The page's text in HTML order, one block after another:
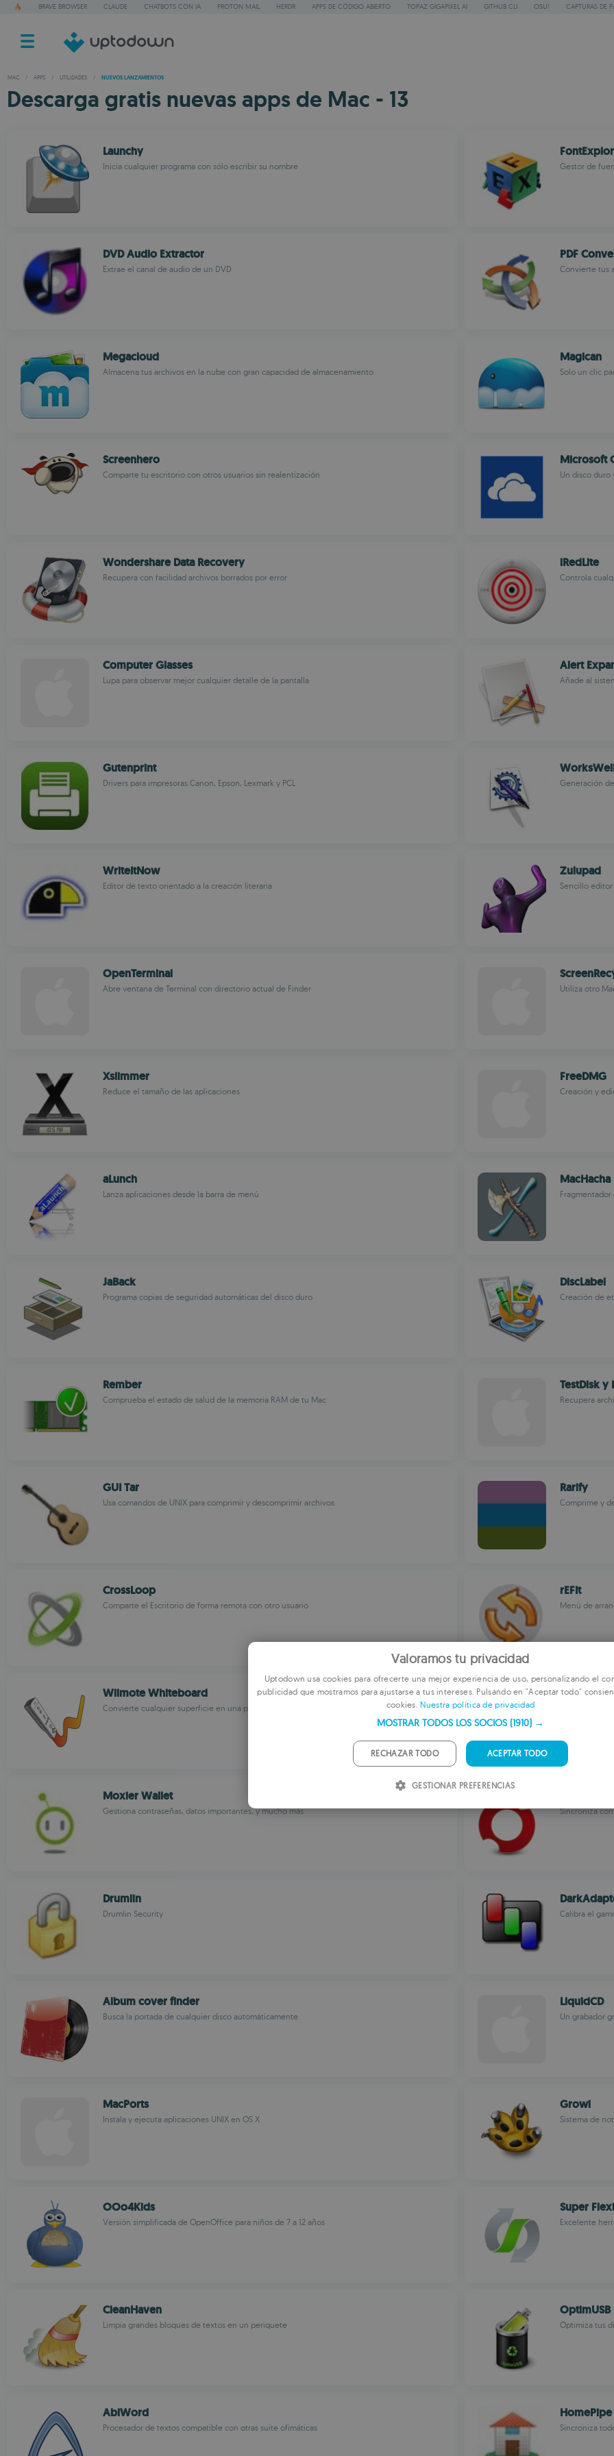
BRAVE BROWSER CLAUDE CHATBOTS CON IA PROTON MAIL HERDR APPS DE CÓDIGO ABIERTO TOPAZ GIGAPIXEL AI GITHUB CLI OSU! CAPTURAS DE
MAC / APPS / UTILIDADES / NUEVOS LANZAMIENTOS
Descarga gratis nuevas apps de Mac - 13
Launchy
Inicia cualquier programa con sólo escribir su nombre Gestor de
DVD Audio Extractor
Extrae el canal de audio de un DVD
PDF
Convierte tus
Megacloud
Almacena tus archivos en la nube con gran capacidad de almacenamiento
Magican
Solo un clic
Screenhero
Comparte tu escritorio con otros usuarios sin realentización
Microsoft
Un disco duro
Wondershare Data Recovery
Recupera con facilidad archivos borrados por error
iRedLite
Controla
Computer Glasses
Lupa para observar mejor cualquier detalle de la pantalla
Alert
Añade al
Gutenprint
Drivers para impresoras Canon, Epson, Lexmark y PCL Generación
WriteItNow
Editor de texto orientado a la creación literaria
Zulupad
Sencillo
OpenTerminal
Abre ventana de Terminal con directorio actual de Finder Utiliza otro
Xslimmer
Reduce el tamaño de las aplicaciones
FreeDMG
Creación y
aLunch
Lanza aplicaciones desde la barra de menú
MacHacha
JaBack
Programa copias de seguridad automáticas del disco duro
DiscLabel
Creación de
Rember
Comprueba el estado de salud de la memoria RAM de tu Mac
TestDisk y
Recupera
GUI Tar
Usa comandos de UNIX para comprimir y descomprimir archivos
Rarify
Comprime y
CrossLoop
Comparte el Escritorio de forma remota con otro usuario
rEFIt
Menú de
Wiimote Whiteboard
Convierte cualquier superficie en una pantalla interactiva
IceClean
Moxier Wallet
Gestiona contraseñas, datos importantes, y mucho más Sincroniza
Drumlin
Drumlin Security Calibra el
Album cover finder
Busca la portada de cualquier disco automáticamente
LiquidCD
Un grabador
MacPorts
Instala y ejecuta aplicaciones UNIX en OS X
Growl
Sistema de
OOo4Kids
Versión simplificada de OpenOffice para niños de 7 a 12 años
Super
Excelente
CleanHaven
Limpia grandes bloques de textos en un periquete
OptimUSB
Optimiza tus
AbiWord
Procesador de textos compatible con otras suite ofimáticas
HomePipe
Sincroniza
Valoramos tu privacidad
Uptodown usa cookies para ofrecerte una mejor experiencia de uso, personalizando el
publicidad que mostramos para ajustarse a tus intereses. Pulsando en "Aceptar todo"
cookies. Nuestra política de privacidad
MOSTRAR TODOS LOS SOCIOS (1910) →
ACEPTAR TODO
RECHAZAR TODO
GESTIONAR PREFERENCIAS